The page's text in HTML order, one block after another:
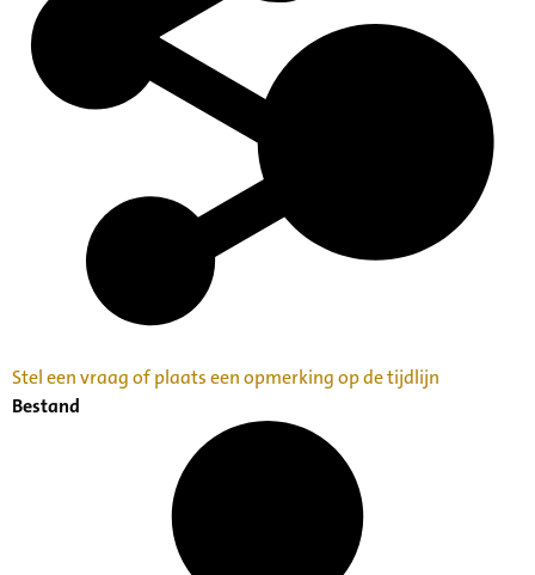
Stel een vraag of plaats een opmerking op de tijdlijn
Bestand